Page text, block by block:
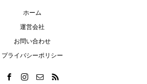
ホーム
運営会社
お問い合わせ
プライバシーポリシー